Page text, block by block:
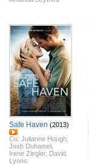
Safe Haven (2013)
Cu: Julianne Hough
Josh Duhamel
Irene Ziegler, David
Lyons